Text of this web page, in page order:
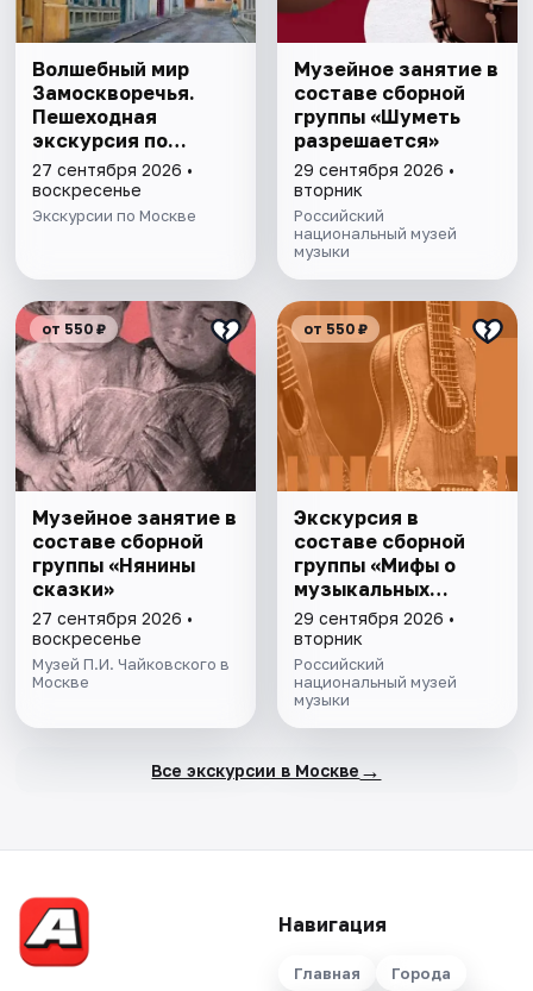
Волшебный мир
Замоскворечья.
Пешеходная
экскурсия по
Москве
27 сентября 2026 •
воскресенье
Экскурсии по Москве
Музейное занятие в
составе сборной
группы «Шуметь
разрешается»
29 сентября 2026 •
вторник
Российский
национальный музей
музыки
от 550 ₽
Музейное занятие в
составе сборной
группы «Нянины
cкaзки»
27 сентября 2026 •
воскресенье
Музей П.И. Чайковского в
Москве
от 550 ₽
Экскурсия в
составе сборной
группы «Мифы о
музыкальных
инструментах»
29 сентября 2026 •
вторник
Российский
национальный музей
музыки
Все экскурсии в Москве →
Навигация
Главная Города